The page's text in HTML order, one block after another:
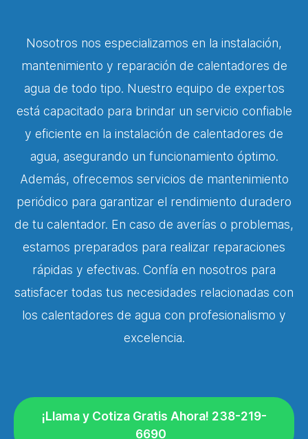
Nosotros nos especializamos en la instalación,
mantenimiento y reparación de calentadores de
agua de todo tipo. Nuestro equipo de expertos
está capacitado para brindar un servicio confiable
y eficiente en la instalación de calentadores de
agua, asegurando un funcionamiento óptimo.
Además, ofrecemos servicios de mantenimiento
periódico para garantizar el rendimiento duradero
de tu calentador. En caso de averías o problemas,
estamos preparados para realizar reparaciones
rápidas y efectivas. Confía en nosotros para
satisfacer todas tus necesidades relacionadas con
los calentadores de agua con profesionalismo y
excelencia.
¡Llama y Cotiza Gratis Ahora! 238-219-
6690